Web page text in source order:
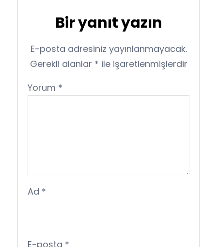
Bir yanıt yazın
E-posta adresiniz yayınlanmayacak.
Gerekli alanlar * ile işaretlenmişlerdir
Yorum *
Ad *
E-posta *